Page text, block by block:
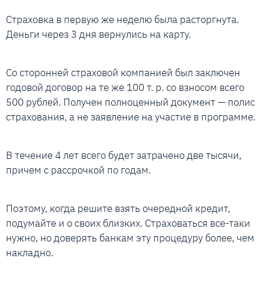
Страховка в первую же неделю была расторгнута.
Деньги через 3 дня вернулись на карту.
Со сторонней страховой компанией был заключен
годовой договор на те же 100 т. р. со взносом всего
500 рублей. Получен полноценный документ — полис
страхования, а не заявление на участие в программе.
В течение 4 лет всего будет затрачено две тысячи,
причем с рассрочкой по годам.
Поэтому, когда решите взять очередной кредит,
подумайте и о своих близких. Страховаться все-таки
нужно, но доверять банкам эту процедуру более, чем
накладно.